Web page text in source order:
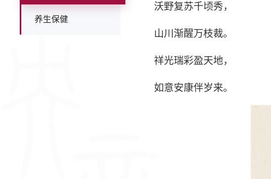
养生保健
沃野复苏千顷秀，
山川渐醒万枝裁。
祥光瑞彩盈天地，
如意安康伴岁来。